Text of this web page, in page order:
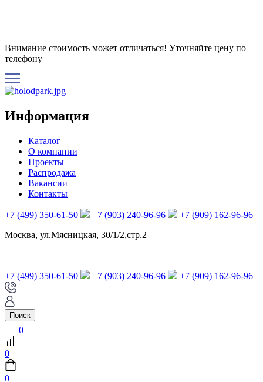
Внимание стоимость может отличаться! Уточняйте цену по
телефону
Информация
Каталог
О компании
Проекты
Распродажа
Вакансии
Контакты
+7 (499) 350-61-50 +7 (903) 240-96-96
+7 (909) 162-96-96
Москва, ул.Мясницкая, 30/1/2,стр.2
+7 (499) 350-61-50 +7 (903) 240-96-96 +7 (909) 162-96-96
Поиск
0
0
0